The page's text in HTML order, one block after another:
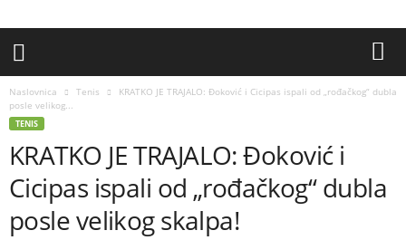
Naslovnica Tenis
KRATKO JE TRAJALO: Đoković i Cicipas ispali od „rođačkog“ dubla
posle velikog...
TENIS
KRATKO JE TRAJALO: Đoković i
Cicipas ispali od „rođačkog“ dubla
posle velikog skalpa!